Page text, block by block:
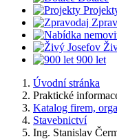
900 let
Úvodní stránka
Praktické
Katalog firem,
Stavebnictví
Ing. Stanislav